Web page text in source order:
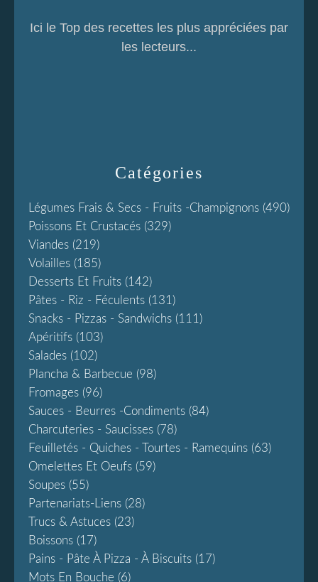
Catégories
Légumes Frais & Secs - Fruits -champignons (490)
Poissons Et Crustacés (329)
Viandes (219)
Volailles (185)
Desserts Et Fruits (142)
Pâtes - Riz - Féculents (131)
Snacks - Pizzas - Sandwichs (111)
Apéritifs (103)
Salades (102)
Plancha & Barbecue (98)
Fromages (96)
Sauces - Beurres -condiments (84)
Charcuteries - Saucisses (78)
Feuilletés - Quiches - Tourtes - Ramequins (63)
Omelettes Et Oeufs (59)
Soupes (55)
Partenariats-Liens (28)
Trucs & Astuces (23)
Boissons (17)
Pains - Pâte À Pizza - À Biscuits (17)
Mots En Bouche (6)
Ici le Top des recettes les plus appréciées par
les lecteurs...